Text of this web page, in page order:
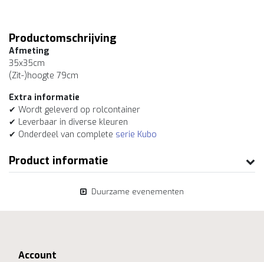
Productomschrijving
Afmeting
35x35cm
(Zit-)hoogte 79cm
Extra informatie
✔ Wordt geleverd op rolcontainer
✔ Leverbaar in diverse kleuren
✔ Onderdeel van complete serie Kubo
Product informatie
Duurzame evenementen
Account